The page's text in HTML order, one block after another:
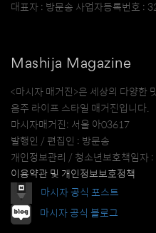
대표자 : 방문송 사업자등록번호 :
Mashija Magazine
<마시자 매거진>은 세상의 다양한
음주 라이프 스타일 매거진입니다.
마시자매거진: 서울 아03617
발행인 / 편집인 : 방문송
개인정보관리 / 청소년보호책임자 :
이용약관 및 개인정보보호정책
마시자 공식 포스트
마시자 공식 블로그